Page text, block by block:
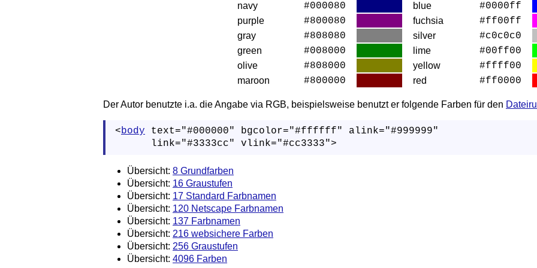
navy #000080 blue #0000ff
purple #800080 fuchsia #ff00ff
gray #808080 silver #c0c0c0
green #008000 lime #00ff00
olive #808000 yellow #ffff00
maroon #800000 red #ff0000
Der Autor benutzte i.a. die Angabe via RGB, beispielsweise benutzt er folgende Farben für den
<body text="#000000" bgcolor="#ffffff" alink="#999999"
      link="#3333cc" vlink="#cc3333">
Übersicht: 8 Grundfarben
Übersicht: 16 Graustufen
Übersicht: 17 Standard Farbnamen
Übersicht: 120 Netscape Farbnamen
Übersicht: 137 Farbnamen
Übersicht: 216 websichere Farben
Übersicht: 256 Graustufen
Übersicht: 4096 Farben